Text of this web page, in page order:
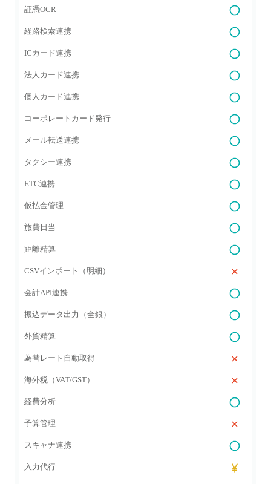
証憑OCR
経路検索連携
ICカード連携
法人カード連携
個人カード連携
コーポレートカード発行
メール転送連携
タクシー連携
ETC連携
仮払金管理
旅費日当
距離精算
CSVインポート（明細）
会計API連携
振込データ出力（全銀）
外貨精算
為替レート自動取得
海外税（VAT/GST）
経費分析
予算管理
スキャナ連携
入力代行